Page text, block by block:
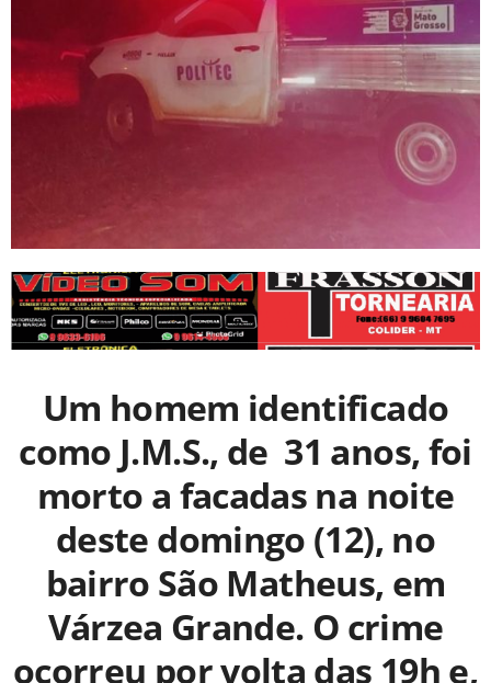
Um homem identificado
como J.M.S., de 31 anos, foi
morto a facadas na noite
deste domingo (12), no
bairro São Matheus, em
Várzea Grande. O crime
ocorreu por volta das 19h e,